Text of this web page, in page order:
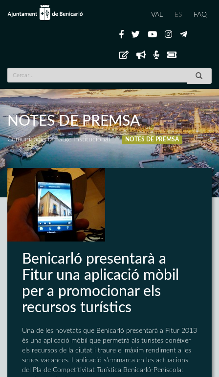
VAL ES FAQ
NOTES DE PREMSA
Comunicació i Imatge Institucional NOTES DE PREMSA
Benicarló presentarà a
Fitur una aplicació mòbil
per a promocionar els
recursos turístics
Una de les novetats que Benicarló presentarà a Fitur 2013
és una aplicació mòbil que permetrà als turistes conèixer
els recursos de la ciutat i traure el màxim rendiment a les
seues vacances. L'aplicació s'emmarca en les actuacions
del Pla de Competitivitat Turística Benicarló-Peníscola: